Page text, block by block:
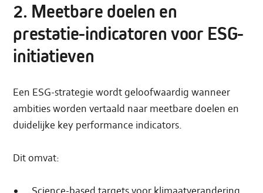
2. Meetbare doelen en
prestatie-indicatoren voor ESG-
initiatieven
Een ESG-strategie wordt geloofwaardig wanneer
ambities worden vertaald naar meetbare doelen en
duidelijke key performance indicators.
Dit omvat: